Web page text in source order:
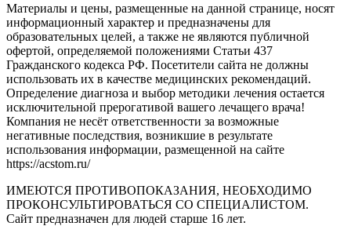
Материалы и цены, размещенные на данной странице, носят
информационный характер и предназначены для
образовательных целей, а также не являются публичной
офертой, определяемой положениями Статьи 437
Гражданского кодекса РФ. Посетители сайта не должны
использовать их в качестве медицинских рекомендаций.
Определение диагноза и выбор методики лечения остается
исключительной прерогативой вашего лечащего врача!
Компания не несёт ответственности за возможные
негативные последствия, возникшие в результате
использования информации, размещенной на сайте
https://acstom.ru/
ИМЕЮТСЯ ПРОТИВОПОКАЗАНИЯ, НЕОБХОДИМО
ПРОКОНСУЛЬТИРОВАТЬСЯ СО СПЕЦИАЛИСТОМ.
Сайт предназначен для людей старше 16 лет.